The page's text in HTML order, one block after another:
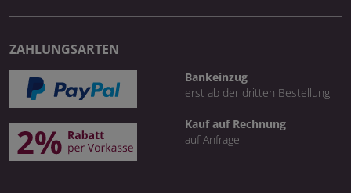
ZAHLUNGSARTEN
Bankeinzug
erst ab der dritten Bestellung
Kauf auf Rechnung
auf Anfrage